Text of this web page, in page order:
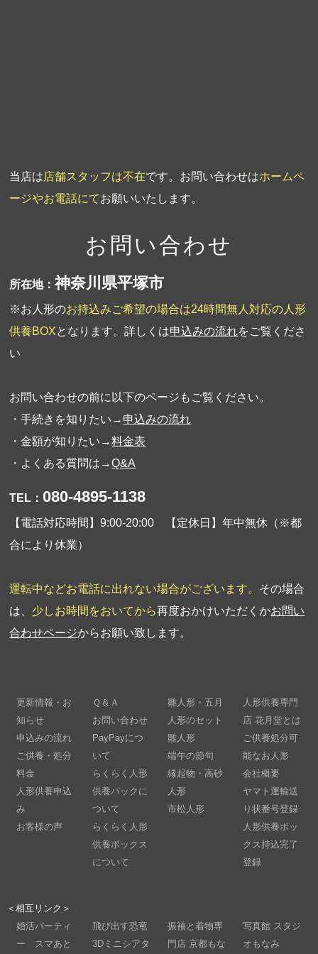
当店は店舗スタッフは不在です。お問い合わせはホームペ
ージやお電話にてお願いいたします。
お問い合わせ
所在地：神奈川県平塚市
※お人形のお持込みご希望の場合は24時間無人対応の人形
供養BOXとなります。詳しくは申込みの流れをご覧くださ
い
お問い合わせの前に以下のページもご覧ください。
・手続きを知りたい→ 申込みの流れ
・金額が知りたい→料金表
・よくある質問は→Q&A
TEL： 080-4895-1138
【電話対応時間】9:00-20:00 【定休日】年中無休（※都
合により休業）
運転中などお電話に出れない場合がございます。 その場合
は、 少しお時間をおいてから再度おかけいただくかお問い
合わせページからお願い致します。
更新情報・お
知らせ
申込みの流れ
ご供養・処分
料金
人形供養申込
み
お客様の声
Ｑ＆Ａ
お問い合わせ
PayPayにつ
いて
らくらく人形
供養パックに
ついて
らくらく人形
供養ボックス
について
雛人形・五月
人形のセット
雛人形
端午の節句
縁起物・高砂
人形
市松人形
人形供養専門
店 花月堂とは
ご供養処分可
能なお人形
会社概要
ヤマト運輸送
り状番号登録
人形供養ボッ
クス持込完了
登録
＜相互リンク＞
婚活パーティ
ー スマあと
飛び出す恐竜
3Dミニシアタ
振袖と着物専
門店 京都もな
写真館 スタジ
オもなみ